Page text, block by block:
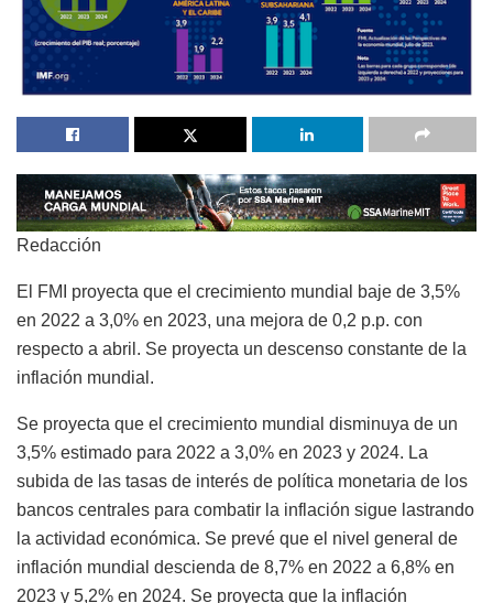
Redacción
El FMI proyecta que el crecimiento mundial baje de 3,5%
en 2022 a 3,0% en 2023, una mejora de 0,2 p.p. con
respecto a abril. Se proyecta un descenso constante de la
inflación mundial.
Se proyecta que el crecimiento mundial disminuya de un
3,5% estimado para 2022 a 3,0% en 2023 y 2024. La
subida de las tasas de interés de política monetaria de los
bancos centrales para combatir la inflación sigue lastrando
la actividad económica. Se prevé que el nivel general de
inflación mundial descienda de 8,7% en 2022 a 6,8% en
2023 y 5,2% en 2024. Se proyecta que la inflación